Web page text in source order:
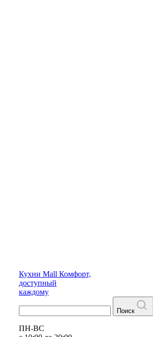
Кухни Mall Комфорт,
доступный
каждому
Поиск
ПН-ВС